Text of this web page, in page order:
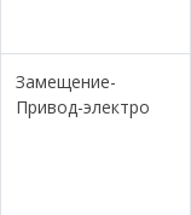
Замещение-
Привод-электро